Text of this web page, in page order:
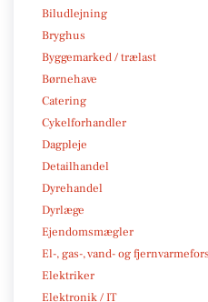
Biludlejning
Bryghus
Byggemarked / trælast
Børnehave
Catering
Cykelforhandler
Dagpleje
Detailhandel
Dyrehandel
Dyrlæge
Ejendomsmægler
El-, gas-, vand- og
Elektriker
Elektronik / IT